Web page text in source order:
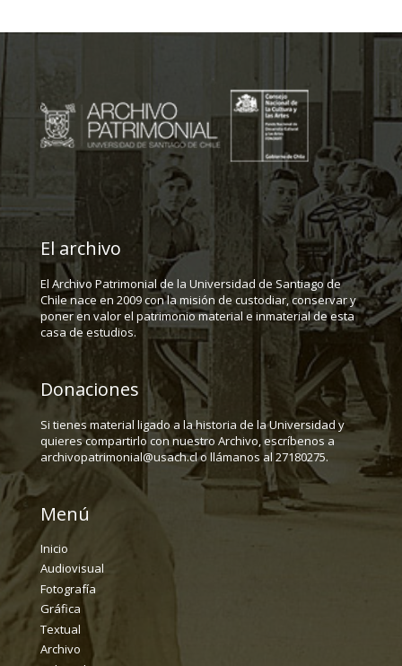
El archivo
El Archivo Patrimonial de la Universidad de Santiago de
Chile nace en 2009 con la misión de custodiar, conservar y
poner en valor el patrimonio material e inmaterial de esta
casa de estudios.
Donaciones
Si tienes material ligado a la historia de la Universidad y
quieres compartirlo con nuestro Archivo, escríbenos a
archivopatrimonial@usach.cl o llámanos al 27180275.
Menú
Inicio
Audiovisual
Fotografía
Gráfica
Textual
Archivo